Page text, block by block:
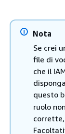
Nota
Se crei
file di
che il
questo
ruolo